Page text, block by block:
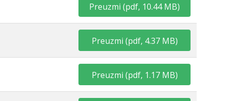
Preuzmi (pdf, 10.44 MB)
Preuzmi (pdf, 4.37 MB)
Preuzmi (pdf, 1.17 MB)